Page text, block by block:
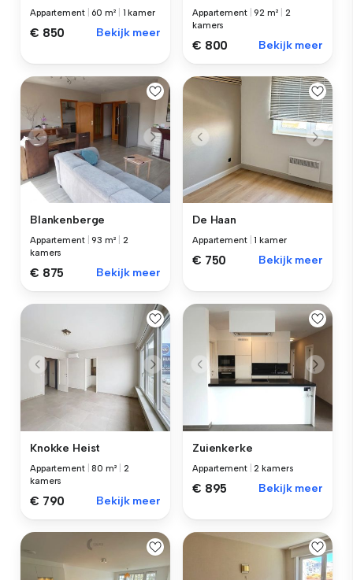
Appartement 60 m² 1 kamer
€ 850 Bekijk meer
Appartement |92 m²
2
kamers
€ 800 Bekijk meer
Blankenberge
Appartement |93 m²
2
kamers
€ 875 Bekijk meer
De Haan
Appartement |1 kamer
€ 750 Bekijk meer
Knokke Heist
Appartement |80 m²
2
kamers
€ 790 Bekijk meer
Zuienkerke
Appartement |2 kamers
€ 895 Bekijk meer